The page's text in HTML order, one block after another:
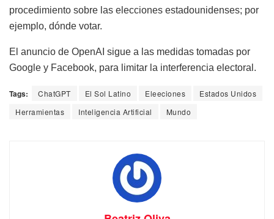
procedimiento sobre las elecciones estadounidenses; por
ejemplo, dónde votar.
El anuncio de OpenAI sigue a las medidas tomadas por
Google y Facebook, para limitar la interferencia electoral.
Tags: ChatGPT El Sol Latino Eleeciones
Estados Unidos
Herramientas
Inteligencia Artificial Mundo